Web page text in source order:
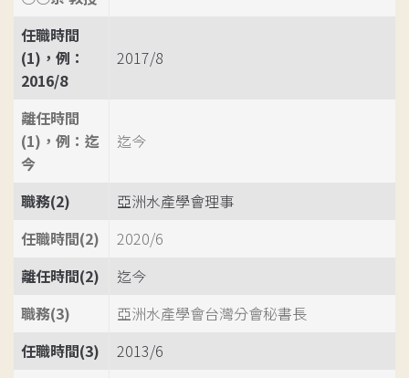
任職時間
(1)，例：
2016/8
2017/8
離任時間
(1)，例：迄
今
迄今
職務(2)
亞洲水產學會理事
任職時間(2)
2020/6
離任時間(2)
迄今
職務(3)
亞洲水產學會台灣分會秘書長
任職時間(3)
2013/6